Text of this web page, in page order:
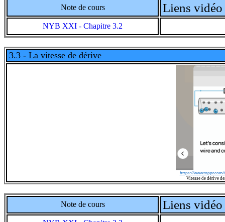
Note de cours Liens vidéo
NYB XXI - Chapitre 3.2
3.3 - La vitesse de dérive
https://
Vitesse de dérive
Note de cours Liens vidéo